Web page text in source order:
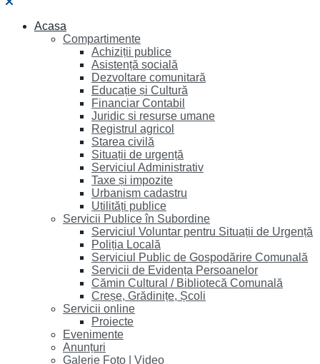
Acasa
Compartimente
Achiziții publice
Asistență socială
Dezvoltare comunitară
Educație și Cultură
Financiar Contabil
Juridic si resurse umane
Registrul agricol
Starea civilă
Situații de urgență
Serviciul Administrativ
Taxe și impozite
Urbanism cadastru
Utilități publice
Servicii Publice în Subordine
Serviciul Voluntar pentru Situații de Urgență
Poliția Locală
Serviciul Public de Gospodărire Comunală
Servicii de Evidența Persoanelor
Cămin Cultural / Bibliotecă Comunală
Creșe, Grădinițe, Școli
Servicii online
Proiecte
Evenimente
Anunțuri
Galerie Foto | Video